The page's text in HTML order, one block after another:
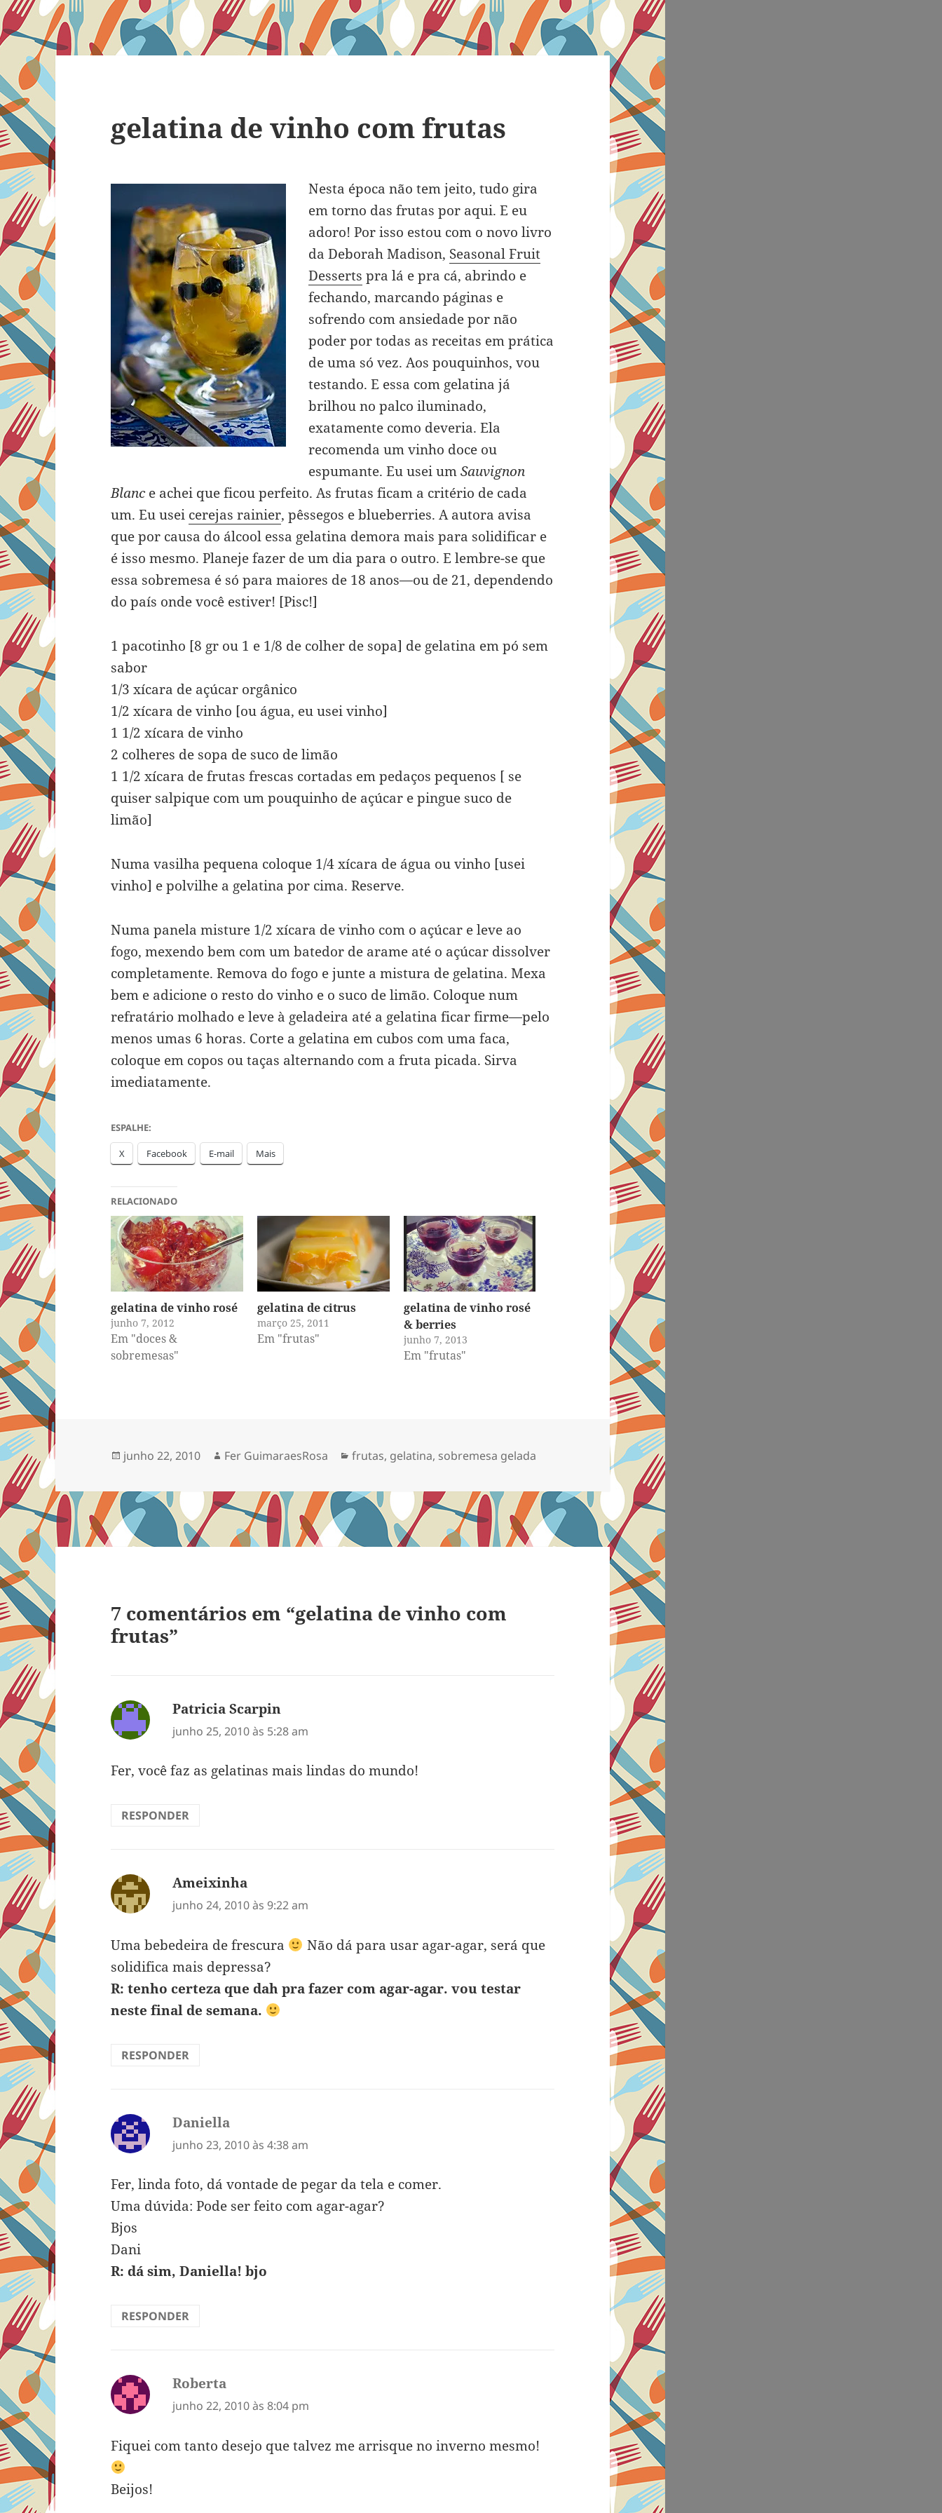
gelatina de vinho com frutas
Nesta época não tem jeito, tudo gira
em torno das frutas por aqui. E eu
adoro! Por isso estou com o novo livro
da Deborah Madison, Seasonal Fruit
Desserts pra lá e pra cá, abrindo e
fechando, marcando páginas e
sofrendo com ansiedade por não
poder por todas as receitas em prática
de uma só vez. Aos pouquinhos, vou
testando. E essa com gelatina já
brilhou no palco iluminado,
exatamente como deveria. Ela
recomenda um vinho doce ou
espumante. Eu usei umSauvignon
Blance achei que ficou perfeito. As frutas ficam a critério de cada
um. Eu usei cerejas rainier, pêssegos e blueberries. A autora avisa
que por causa do álcool essa gelatina demora mais para solidificar e
é isso mesmo. Planeje fazer de um dia para o outro. E lembre-se que
essa sobremesa é só para maiores de 18 anos—ou de 21, dependendo
do país onde você estiver! [Pisc!]
1 pacotinho [8 gr ou 1 e 1/8 de colher de sopa] de gelatina em pó sem
sabor
1/3 xícara de açúcar orgânico
1/2 xícara de vinho [ou água, eu usei vinho]
1 1/2 xícara de vinho
2 colheres de sopa de suco de limão
1 1/2 xícara de frutas frescas cortadas em pedaços pequenos [ se
quiser salpique com um pouquinho de açúcar e pingue suco de
limão]
Numa vasilha pequena coloque 1/4 xícara de água ou vinho [usei
vinho] e polvilhe a gelatina por cima. Reserve.
Numa panela misture 1/2 xícara de vinho com o açúcar e leve ao
fogo, mexendo bem com um batedor de arame até o açúcar dissolver
completamente. Remova do fogo e junte a mistura de gelatina. Mexa
bem e adicione o resto do vinho e o suco de limão. Coloque num
refratário molhado e leve à geladeira até a gelatina ficar firme—pelo
menos umas 6 horas. Corte a gelatina em cubos com uma faca,
coloque em copos ou taças alternando com a fruta picada. Sirva
imediatamente.
ESPALHE:
X Facebook E-mail Mais
RELACIONADO
gelatina de vinho rosé
junho 7, 2012
Em "doces &
sobremesas"
gelatina de citrus
março 25, 2011
Em "frutas"
gelatina de vinho rosé
& berries
junho 7, 2013
Em "frutas"
Publicado
junho 22, 2010 Autor
Fer GuimaraesRosa Categorias
frutas, gelatina, sobremesa gelada
7 comentários em “gelatina de vinho com
frutas”
Patricia Scarpin
junho 25, 2010 às 5:28 am
Fer, você faz as gelatinas mais lindas do mundo!
RESPONDER
Ameixinha
junho 24, 2010 às 9:22 am
Uma bebedeira de frescura
Não dá para usar agar-agar, será que
solidifica mais depressa?
R: tenho certeza que dah pra fazer com agar-agar. vou testar
neste final de semana.
RESPONDER
Daniella
junho 23, 2010 às 4:38 am
Fer, linda foto, dá vontade de pegar da tela e comer.
Uma dúvida: Pode ser feito com agar-agar?
Bjos
Dani
R: dá sim, Daniella! bjo
RESPONDER
Roberta
junho 22, 2010 às 8:04 pm
Fiquei com tanto desejo que talvez me arrisque no inverno mesmo!
Beijos!